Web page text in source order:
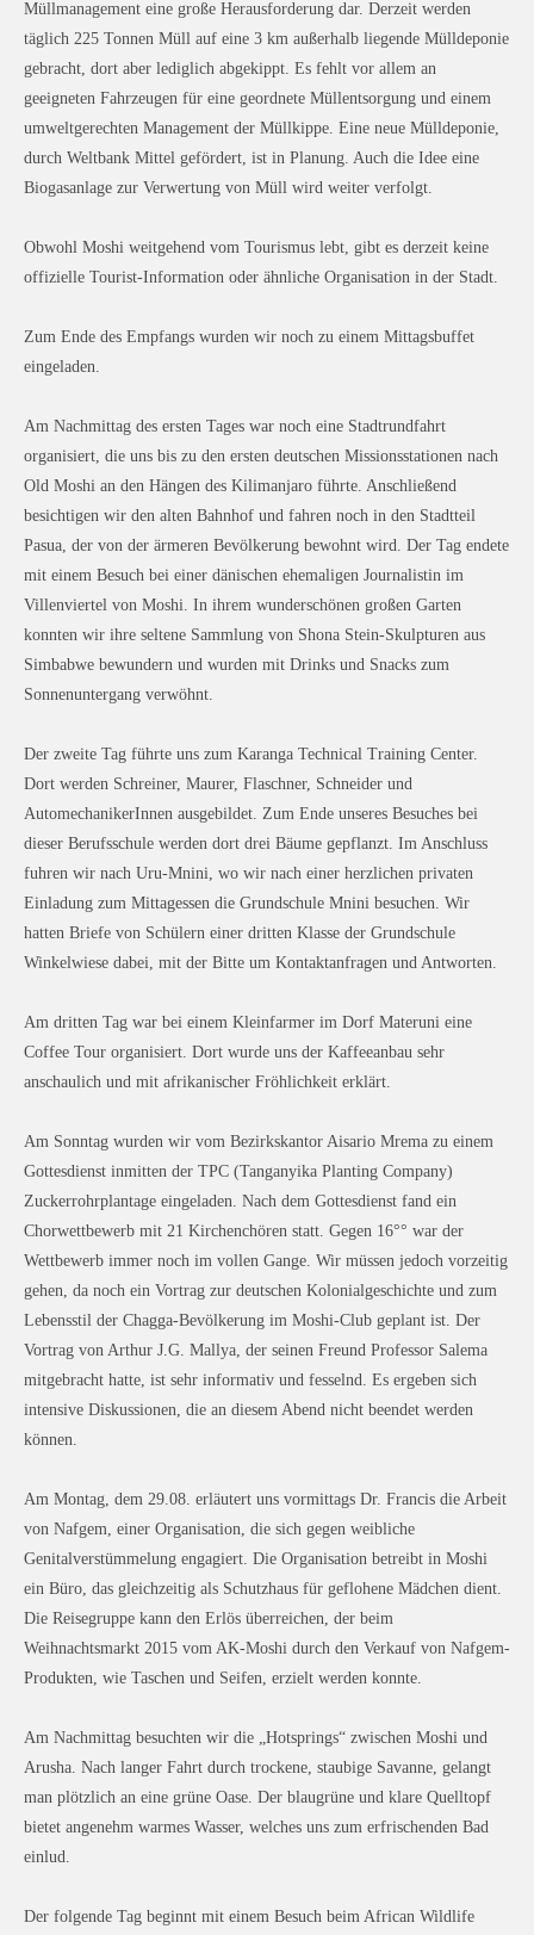
Müllmanagement eine große Herausforderung dar. Derzeit werden
täglich 225 Tonnen Müll auf eine 3 km außerhalb liegende Mülldeponie
gebracht, dort aber lediglich abgekippt. Es fehlt vor allem an
geeigneten Fahrzeugen für eine geordnete Müllentsorgung und einem
umweltgerechten Management der Müllkippe. Eine neue Mülldeponie,
durch Weltbank Mittel gefördert, ist in Planung. Auch die Idee eine
Biogasanlage zur Verwertung von Müll wird weiter verfolgt.
Obwohl Moshi weitgehend vom Tourismus lebt, gibt es derzeit keine
offizielle Tourist-Information oder ähnliche Organisation in der Stadt.
Zum Ende des Empfangs wurden wir noch zu einem Mittagsbuffet
eingeladen.
Am Nachmittag des ersten Tages war noch eine Stadtrundfahrt
organisiert, die uns bis zu den ersten deutschen Missionsstationen nach
Old Moshi an den Hängen des Kilimanjaro führte. Anschließend
besichtigen wir den alten Bahnhof und fahren noch in den Stadtteil
Pasua, der von der ärmeren Bevölkerung bewohnt wird. Der Tag endete
mit einem Besuch bei einer dänischen ehemaligen Journalistin im
Villenviertel von Moshi. In ihrem wunderschönen großen Garten
konnten wir ihre seltene Sammlung von Shona Stein-Skulpturen aus
Simbabwe bewundern und wurden mit Drinks und Snacks zum
Sonnenuntergang verwöhnt.
Der zweite Tag führte uns zum Karanga Technical Training Center.
Dort werden Schreiner, Maurer, Flaschner, Schneider und
AutomechanikerInnen ausgebildet. Zum Ende unseres Besuches bei
dieser Berufsschule werden dort drei Bäume gepflanzt. Im Anschluss
fuhren wir nach Uru-Mnini, wo wir nach einer herzlichen privaten
Einladung zum Mittagessen die Grundschule Mnini besuchen. Wir
hatten Briefe von Schülern einer dritten Klasse der Grundschule
Winkelwiese dabei, mit der Bitte um Kontaktanfragen und Antworten.
Am dritten Tag war bei einem Kleinfarmer im Dorf Materuni eine
Coffee Tour organisiert. Dort wurde uns der Kaffeeanbau sehr
anschaulich und mit afrikanischer Fröhlichkeit erklärt.
Am Sonntag wurden wir vom Bezirkskantor Aisario Mrema zu einem
Gottesdienst inmitten der TPC (Tanganyika Planting Company)
Zuckerrohrplantage eingeladen. Nach dem Gottesdienst fand ein
Chorwettbewerb mit 21 Kirchenchören statt. Gegen 16°° war der
Wettbewerb immer noch im vollen Gange. Wir müssen jedoch vorzeitig
gehen, da noch ein Vortrag zur deutschen Kolonialgeschichte und zum
Lebensstil der Chagga-Bevölkerung im Moshi-Club geplant ist. Der
Vortrag von Arthur J.G. Mallya, der seinen Freund Professor Salema
mitgebracht hatte, ist sehr informativ und fesselnd. Es ergeben sich
intensive Diskussionen, die an diesem Abend nicht beendet werden
können.
Am Montag, dem 29.08. erläutert uns vormittags Dr. Francis die Arbeit
von Nafgem, einer Organisation, die sich gegen weibliche
Genitalverstümmelung engagiert. Die Organisation betreibt in Moshi
ein Büro, das gleichzeitig als Schutzhaus für geflohene Mädchen dient.
Die Reisegruppe kann den Erlös überreichen, der beim
Weihnachtsmarkt 2015 vom AK-Moshi durch den Verkauf von Nafgem-
Produkten, wie Taschen und Seifen, erzielt werden konnte.
Am Nachmittag besuchten wir die „Hotsprings“ zwischen Moshi und
Arusha. Nach langer Fahrt durch trockene, staubige Savanne, gelangt
man plötzlich an eine grüne Oase. Der blaugrüne und klare Quelltopf
bietet angenehm warmes Wasser, welches uns zum erfrischenden Bad
einlud.
Der folgende Tag beginnt mit einem Besuch beim African Wildlife